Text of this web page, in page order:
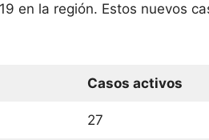
en la región. Estos nuevos
Casos activos
27